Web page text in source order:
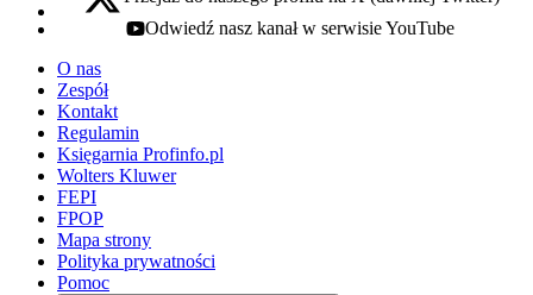
x - otwiera się w nowej karcie
youtube - otwiera się w nowej karcie
Odwiedź nasz kanał w serwisie YouTube
O nas
Zespół
Kontakt
Regulamin
Księgarnia Profinfo.pl
Wolters Kluwer
FEPI
FPOP
Mapa strony
Polityka prywatności
Pomoc